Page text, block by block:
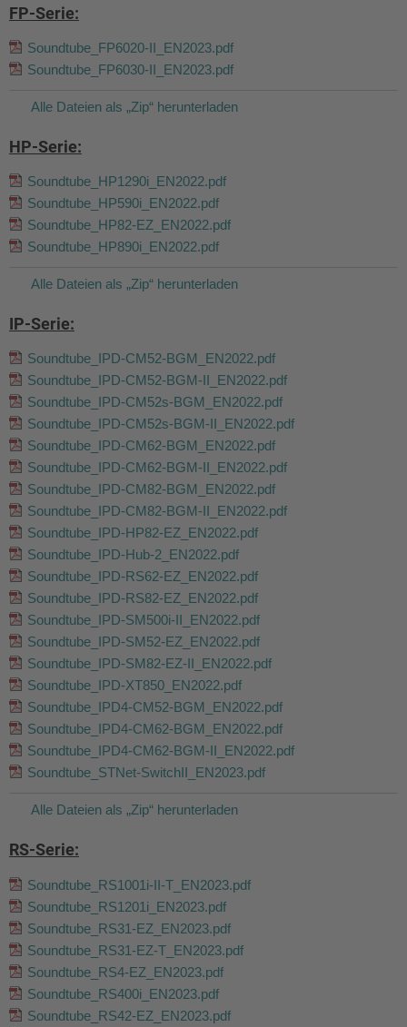
FP-Serie:
Soundtube_FP6020-II_EN2023.pdf
Soundtube_FP6030-II_EN2023.pdf
Alle Dateien als „Zip“ herunterladen
HP-Serie:
Soundtube_HP1290i_EN2022.pdf
Soundtube_HP590i_EN2022.pdf
Soundtube_HP82-EZ_EN2022.pdf
Soundtube_HP890i_EN2022.pdf
Alle Dateien als „Zip“ herunterladen
IP-Serie:
Soundtube_IPD-CM52-BGM_EN2022.pdf
Soundtube_IPD-CM52-BGM-II_EN2022.pdf
Soundtube_IPD-CM52s-BGM_EN2022.pdf
Soundtube_IPD-CM52s-BGM-II_EN2022.pdf
Soundtube_IPD-CM62-BGM_EN2022.pdf
Soundtube_IPD-CM62-BGM-II_EN2022.pdf
Soundtube_IPD-CM82-BGM_EN2022.pdf
Soundtube_IPD-CM82-BGM-II_EN2022.pdf
Soundtube_IPD-HP82-EZ_EN2022.pdf
Soundtube_IPD-Hub-2_EN2022.pdf
Soundtube_IPD-RS62-EZ_EN2022.pdf
Soundtube_IPD-RS82-EZ_EN2022.pdf
Soundtube_IPD-SM500i-II_EN2022.pdf
Soundtube_IPD-SM52-EZ_EN2022.pdf
Soundtube_IPD-SM82-EZ-II_EN2022.pdf
Soundtube_IPD-XT850_EN2022.pdf
Soundtube_IPD4-CM52-BGM_EN2022.pdf
Soundtube_IPD4-CM62-BGM_EN2022.pdf
Soundtube_IPD4-CM62-BGM-II_EN2022.pdf
Soundtube_STNet-SwitchII_EN2023.pdf
Alle Dateien als „Zip“ herunterladen
RS-Serie:
Soundtube_RS1001i-II-T_EN2023.pdf
Soundtube_RS1201i_EN2023.pdf
Soundtube_RS31-EZ_EN2023.pdf
Soundtube_RS31-EZ-T_EN2023.pdf
Soundtube_RS4-EZ_EN2023.pdf
Soundtube_RS400i_EN2023.pdf
Soundtube_RS42-EZ_EN2023.pdf